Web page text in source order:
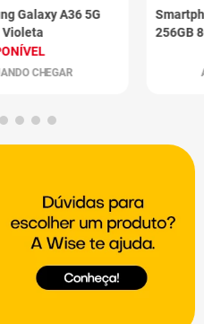
Galaxy A36 5G
Violeta
CHEGAR
256GB